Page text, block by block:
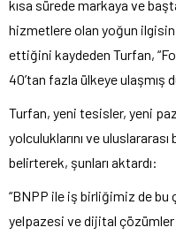
kısa sürede markaya ve
hizmetlere olan yoğun
ettiğini kaydeden Turfan,
40’tan fazla ülkeye ulaşmış
Turfan, yeni tesisler, yeni
yolculuklarını ve
belirterek, şunları aktardı:
“BNPP ile iş birliğimiz de
yelpazesi ve dijital çözümler